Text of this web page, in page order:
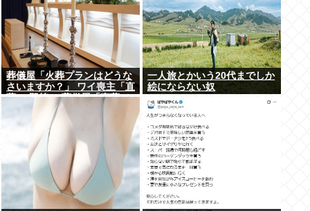
葬儀屋「火葬プランはどうな
さいますか？」 ワイ喪主「直
葬で(即答)」葬儀屋「直葬で
すか…！？（ちょい引き気
味）」⇒！！！
一人旅とかいう20代までしか
絵にならない奴